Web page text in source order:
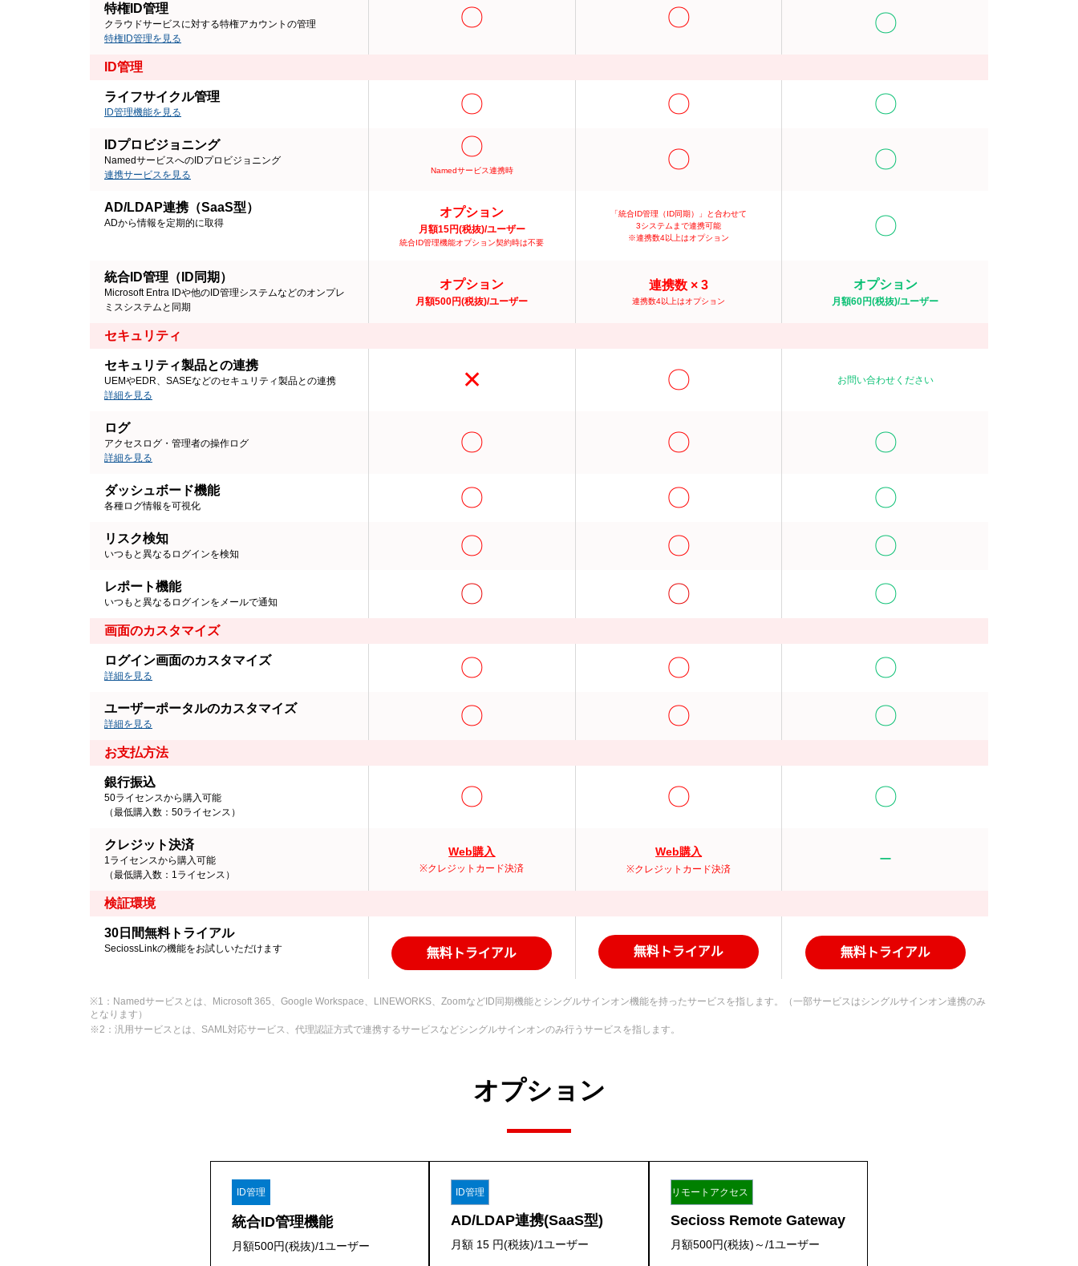
特権ID管理
クラウドサービスに対する特権アカウントの管理
特権ID管理を見る
〇 〇 〇
ID管理
ライフサイクル管理
ID管理機能を見る 〇 〇 〇
IDプロビジョニング
NamedサービスへのIDプロビジョニング
連携サービスを見る
〇
Namedサービス連携時 〇 〇
AD/LDAP連携（SaaS型）
ADから情報を定期的に取得
オプション
月額15円(税抜)/ユーザー
統合ID管理機能オプション契約時は不要
「統合ID管理（ID同期）」と合わせて
3システムまで連携可能
※連携数4以上はオプション
〇
統合ID管理（ID同期）
Microsoft Entra IDや他のID管理システムなどのオンプレ
ミスシステムと同期
オプション
月額500円(税抜)/ユーザー
連携数 × 3
連携数4以上はオプション
オプション
月額60円(税抜)/ユーザー
セキュリティ
セキュリティ製品との連携
UEMやEDR、SASEなどのセキュリティ製品との連携
詳細を見る
✕ 〇 お問い合わせください
ログ
アクセスログ・管理者の操作ログ
詳細を見る
〇 〇 〇
ダッシュボード機能
各種ログ情報を可視化 〇 〇 〇
リスク検知
いつもと異なるログインを検知 〇 〇 〇
レポート機能
いつもと異なるログインをメールで通知 〇 〇 〇
画面のカスタマイズ
ログイン画面のカスタマイズ
詳細を見る 〇 〇 〇
ユーザーポータルのカスタマイズ
詳細を見る 〇 〇 〇
お支払方法
銀行振込
50ライセンスから購入可能
（最低購入数：50ライセンス）
〇 〇 〇
クレジット決済
1ライセンスから購入可能
（最低購入数：1ライセンス）
Web購入
※クレジットカード決済
Web購入
※クレジットカード決済
ー
検証環境
30日間無料トライアル
SeciossLinkの機能をお試しいただけます
※1：Namedサービスとは、Microsoft 365、Google Workspace、LINEWORKS、ZoomなどID同期機能とシングルサインオン機能を持ったサービスを指します。（一部サービスはシングルサインオン連携のみ
となります）
※2：汎用サービスとは、SAML対応サービス、代理認証方式で連携するサービスなどシングルサインオンのみ行うサービスを指します。
オプション
ID管理
統合ID管理機能
月額500円(税抜)/1ユーザー
ID管理
AD/LDAP連携(SaaS型)
月額 15 円(税抜)/1ユーザー
リモートアクセス
Secioss Remote Gateway
月額500円(税抜)～/1ユーザー